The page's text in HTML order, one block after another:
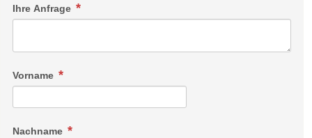
Ihre Anfrage
Vorname
Nachname